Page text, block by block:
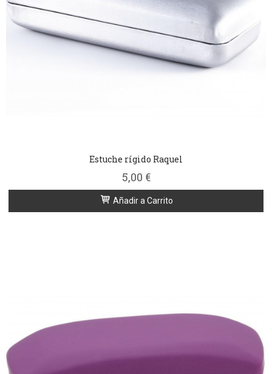
Estuche rígido Raquel
5,00 €
Añadir a Carrito